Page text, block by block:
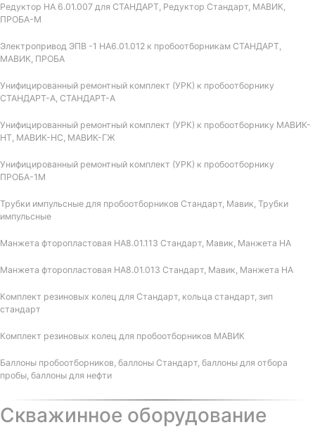
Редуктор НА 6.01.007 для СТАНДАРТ, Редуктор Стандарт, МАВИК,
ПРОБА-М
Электропривод ЭПВ -1 НА6.01.012 к пробоотборникам СТАНДАРТ,
МАВИК, ПРОБА
Унифицированный ремонтный комплект (УРК) к пробоотборнику
СТАНДАРТ-А, СТАНДАРТ-А
Унифицированный ремонтный комплект (УРК) к пробоотборнику МАВИК-
НТ, МАВИК-НС, МАВИК-ГЖ
Унифицированный ремонтный комплект (УРК) к пробоотборнику
ПРОБА-1М
Трубки импульсные для пробоотборников Стандарт, Мавик, Трубки
импульсные
Манжета фторопластовая НА8.01.113 Стандарт, Мавик, Манжета НА
Манжета фторопластовая НА8.01.013 Стандарт, Мавик, Манжета НА
Комплект резиновых колец для Стандарт, кольца стандарт, зип
стандарт
Комплект резиновых колец для пробоотборников МАВИК
Баллоны пробоотборников, баллоны Стандарт, баллоны для отбора
пробы, баллоны для нефти
Скважинное оборудование